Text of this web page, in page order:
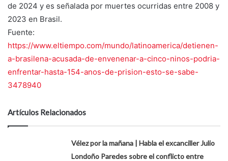
de 2024 y es señalada por muertes ocurridas entre 2008 y
2023 en Brasil.
Fuente:
https://www.eltiempo.com/mundo/latinoamerica/detienen-
a-brasilena-acusada-de-envenenar-a-cinco-ninos-podria-
enfrentar-hasta-154-anos-de-prision-esto-se-sabe-
3478940
Artículos Relacionados
Vélez por la mañana | Habla el excanciller Julio
Londoño Paredes sobre el conflicto entre